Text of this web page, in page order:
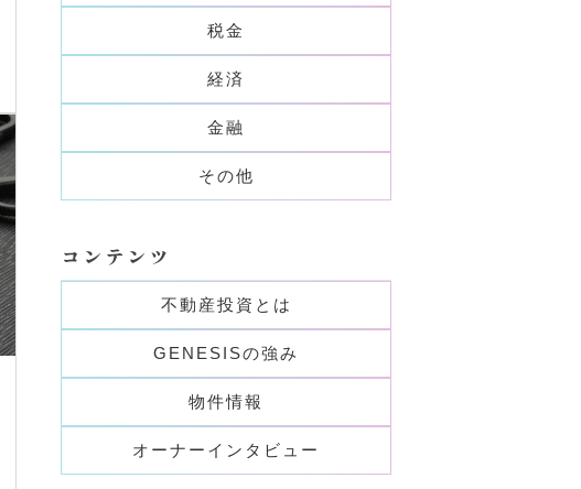
税金
経済
金融
その他
コンテンツ
不動産投資とは
GENESISの強み
物件情報
オーナーインタビュー